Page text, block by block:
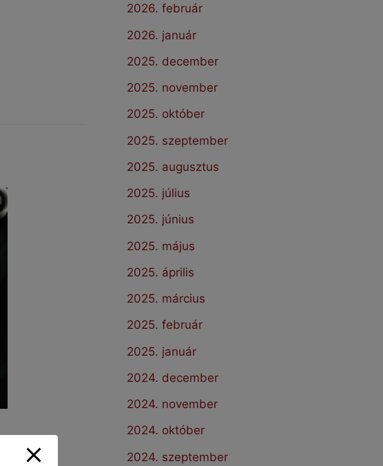
2026. február
2026. január
2025. december
2025. november
2025. október
2025. szeptember
2025. augusztus
2025. július
2025. június
2025. május
2025. április
2025. március
2025. február
2025. január
2024. december
2024. november
2024. október
2024. szeptember